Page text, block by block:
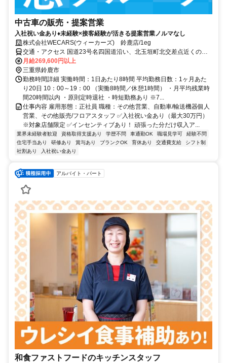
中古車の販売・提案営業
入社祝い金あり♦︎未経験×接客経験が活きる提案営業ノルマなし
株式会社WECARS(ウィーカーズ) 鈴鹿店/1eg
交通・アクセス 国道23号名四国道沿い、北玉垣町北交差点近くの店
舗です。
月給269,600円以上
三重県鈴鹿市
勤務時間詳細 実働時間：1日あたり8時間 平均勤務日数：1ヶ月あた
り20日 10：00～19：00 （実働8時間／休憩1時間） ・月平均残業時
間20時間以内 ・原則定時退社 ・時短勤務あり ※7...
仕事内容 雇用形態：正社員 職種：その他営業、自動車/輸送機器個人
営業、その他販売/フロアスタッフ ✅入社祝い金あり（最大30万円）
※対象店舗限定 ✅インセンティブあり！ 頑張った分だけ収入ア...
業界未経験者歓迎 資格取得支援あり 学歴不問 車通勤OK 職場見学可
経験不問
住宅手当あり
研修あり 賞与あり ブランクOK 育休あり 交通費支給
シフト制
社割あり
入社祝い金あり
アルバイト・パート
和食ファストフードのキッチンスタッフ